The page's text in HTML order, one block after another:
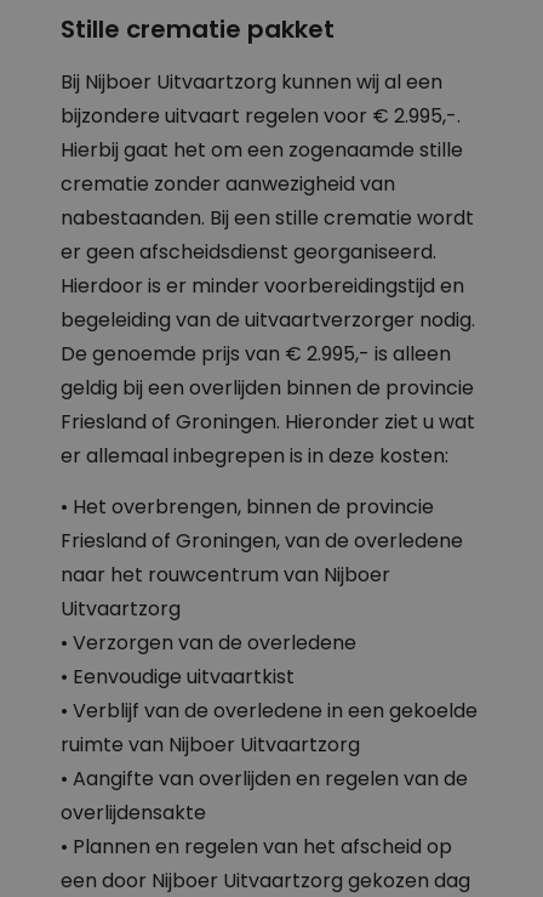
Stille crematie pakket
Bij Nijboer Uitvaartzorg kunnen wij al een
bijzondere uitvaart regelen voor € 2.995,-.
Hierbij gaat het om een zogenaamde stille
crematie zonder aanwezigheid van
nabestaanden. Bij een stille crematie wordt
er geen afscheidsdienst georganiseerd.
Hierdoor is er minder voorbereidingstijd en
begeleiding van de uitvaartverzorger nodig.
De genoemde prijs van € 2.995,- is alleen
geldig bij een overlijden binnen de provincie
Friesland of Groningen. Hieronder ziet u wat
er allemaal inbegrepen is in deze kosten:
• Het overbrengen, binnen de provincie
Friesland of Groningen, van de overledene
naar het rouwcentrum van Nijboer
Uitvaartzorg
• Verzorgen van de overledene
• Eenvoudige uitvaartkist
• Verblijf van de overledene in een gekoelde
ruimte van Nijboer Uitvaartzorg
• Aangifte van overlijden en regelen van de
overlijdensakte
• Plannen en regelen van het afscheid op
een door Nijboer Uitvaartzorg gekozen dag